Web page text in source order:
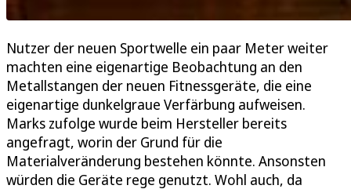
Nutzer der neuen Sportwelle ein paar Meter weiter
machten eine eigenartige Beobachtung an den
Metallstangen der neuen Fitnessgeräte, die eine
eigenartige dunkelgraue Verfärbung aufweisen.
Marks zufolge wurde beim Hersteller bereits
angefragt, worin der Grund für die
Materialveränderung bestehen könnte. Ansonsten
würden die Geräte rege genutzt. Wohl auch, da